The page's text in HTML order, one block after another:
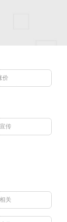
价
传
关